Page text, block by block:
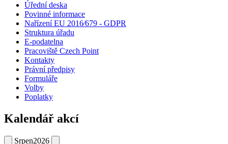
Úřední deska
Povinné informace
Nařízení EU 2016⁄679 - GDPR
Struktura úřadu
E-podatelna
Pracoviště Czech Point
Kontakty
Právní předpisy
Formuláře
Volby
Poplatky
Kalendář akcí
Srpen2026